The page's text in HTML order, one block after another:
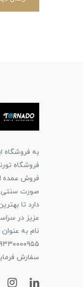
به فروشگاه
فروشگاه
فروش عمده
صورت سنتی و
دارد تا
عزیز در
نام به
سفارش